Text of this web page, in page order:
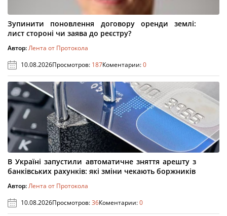
Зупинити поновлення договору оренди землі:
лист стороні чи заява до реєстру?
Автор:Лента от Протокола
10.08.2026Просмотров: 187Коментарии:0
В Україні запустили автоматичне зняття арешту з
банківських рахунків: які зміни чекають боржників
Автор:Лента от Протокола
10.08.2026Просмотров:36Коментарии:0